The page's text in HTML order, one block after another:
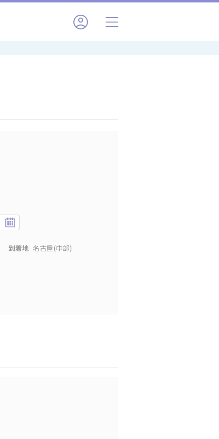
到着地 名古屋(中部)